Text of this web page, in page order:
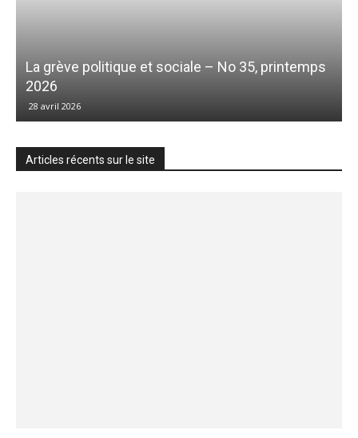
La grève politique et sociale – No 35, printemps
2026
28 avril 2026
Articles récents sur le site